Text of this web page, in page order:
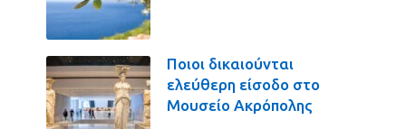
Ποιοι δικαιούνται
ελεύθερη είσοδο στο
Μουσείο Ακρόπολης